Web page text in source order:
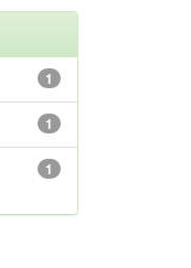
1
1
1